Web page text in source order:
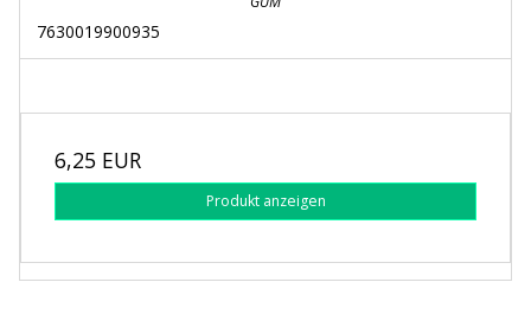
7630019900935
6,25 EUR
Produkt anzeigen